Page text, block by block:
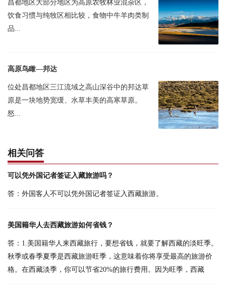
昌都地区大部分地区为高原农牧林业混杂区，
饮食习惯与纯牧区相比较，食物中牛羊肉类制
品...
高原鸟瞰—邦达
位处昌都地区三江流域之高山深谷中的邦达草
原是一块地势宽缓、水草丰美的高寒草原。
怒...
相关问答
可以凭外国记者签证入藏旅游吗？
答：外国客人不可以凭外国记者签证入西藏旅游。
美国籍华人去西藏旅游如何省钱？
答：1.美国籍华人来西藏旅行，要想省钱，就要了解西藏的淡旺季。
秋季或春季夏季是西藏旅游旺季，这意味着你将享受最高的旅游价
格。在西藏淡季，你可以节省20%的旅行费用。因为旺季，西藏